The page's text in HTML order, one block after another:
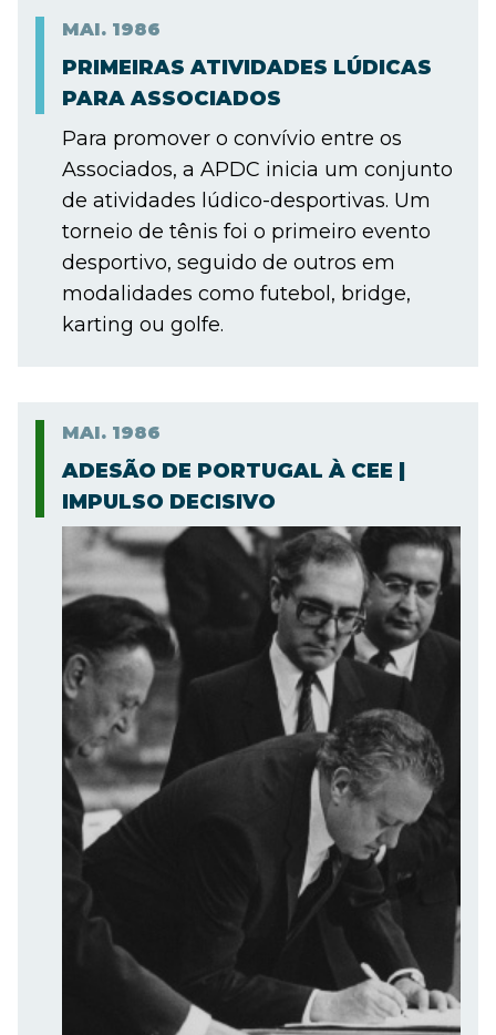
MAI. 1986
PRIMEIRAS ATIVIDADES LÚDICAS
PARA ASSOCIADOS
Para promover o convívio entre os
Associados, a APDC inicia um conjunto
de atividades lúdico-desportivas. Um
torneio de tênis foi o primeiro evento
desportivo, seguido de outros em
modalidades como futebol, bridge,
karting ou golfe.
MAI. 1986
ADESÃO DE PORTUGAL À CEE |
IMPULSO DECISIVO